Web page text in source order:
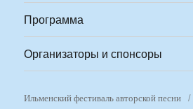
Программа
Организаторы и спонсоры
Ильменский фестиваль авторской песни